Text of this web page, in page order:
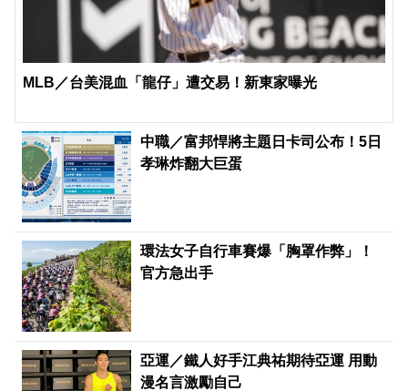
MLB／台美混血「龍仔」遭交易！新東家曝光
中職／富邦悍將主題日卡司公布！5日
孝琳炸翻大巨蛋
環法女子自行車賽爆「胸罩作弊」！
官方急出手
亞運／鐵人好手江典祐期待亞運 用動
漫名言激勵自己